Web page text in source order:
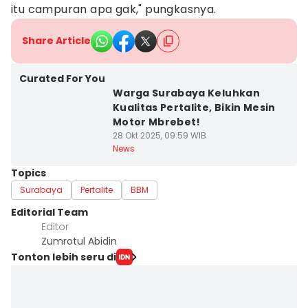
itu campuran apa gak," pungkasnya.
Share Article
Curated For You
Warga Surabaya Keluhkan
Kualitas Pertalite, Bikin Mesin
Motor Mbrebet!
28 Okt 2025, 09:59 WIB
News
Topics
Surabaya Pertalite BBM
Editorial Team
Editor
Zumrotul Abidin
Tonton lebih seru di